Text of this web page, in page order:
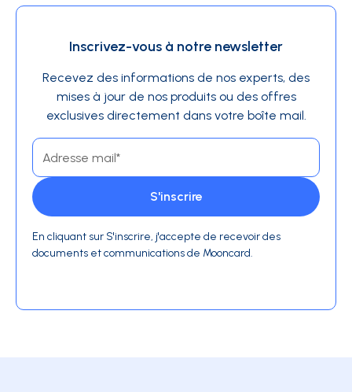
Inscrivez-vous à notre newsletter
Recevez des informations de nos experts, des
mises à jour de nos produits ou des offres
exclusives directement dans votre boîte mail.
En cliquant sur S'inscrire, j'accepte de recevoir des
documents et communications de Mooncard.